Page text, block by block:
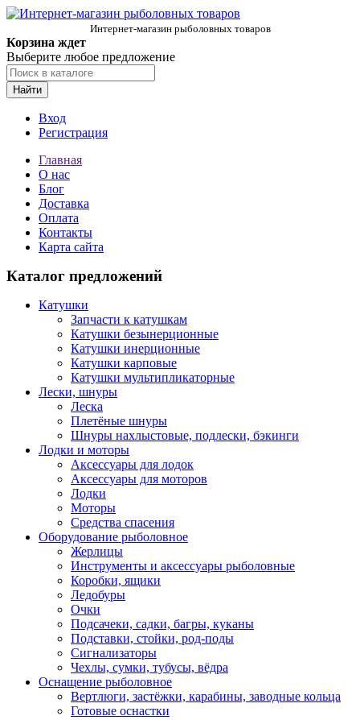
Интернет-магазин рыболовных товаров
Корзина ждет
Выберите любое предложение
Найти
Вход
Регистрация
Главная
О нас
Блог
Доставка
Оплата
Контакты
Карта сайта
Каталог предложений
Катушки
Запчасти к катушкам
Катушки безынерционные
Катушки инерционные
Катушки карповые
Катушки мультипликаторные
Лески, шнуры
Леска
Плетёные шнуры
Шнуры нахлыстовые, подлески, бэкинги
Лодки и моторы
Аксессуары для лодок
Аксессуары для моторов
Лодки
Моторы
Средства спасения
Оборудование рыболовное
Жерлицы
Инструменты и аксессуары рыболовные
Коробки, ящики
Ледобуры
Очки
Подсачеки, садки, багры, куканы
Подставки, стойки, род-поды
Сигнализаторы
Чехлы, сумки, тубусы, вёдра
Оснащение рыболовное
Вертлюги, застёжки, карабины, заводные кольца
Готовые оснастки